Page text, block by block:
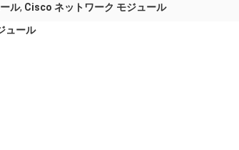
ル, Cisco ネットワーク モジュール
ュール